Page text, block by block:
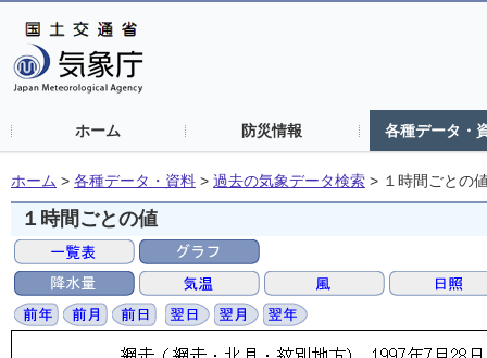
ホーム 防災情報 各種データ・
ホーム > 各種データ・資料 > 過去の気象データ検索 > １時間ごとの
１時間ごとの値